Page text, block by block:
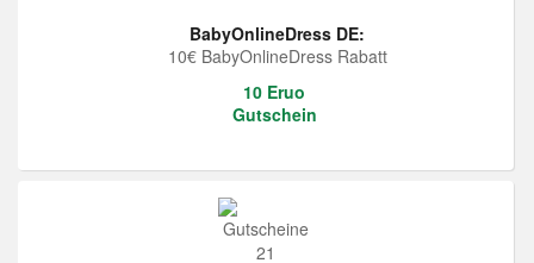
BabyOnlineDress DE:
10€ BabyOnlineDress Rabatt
10 Eruo
Gutschein